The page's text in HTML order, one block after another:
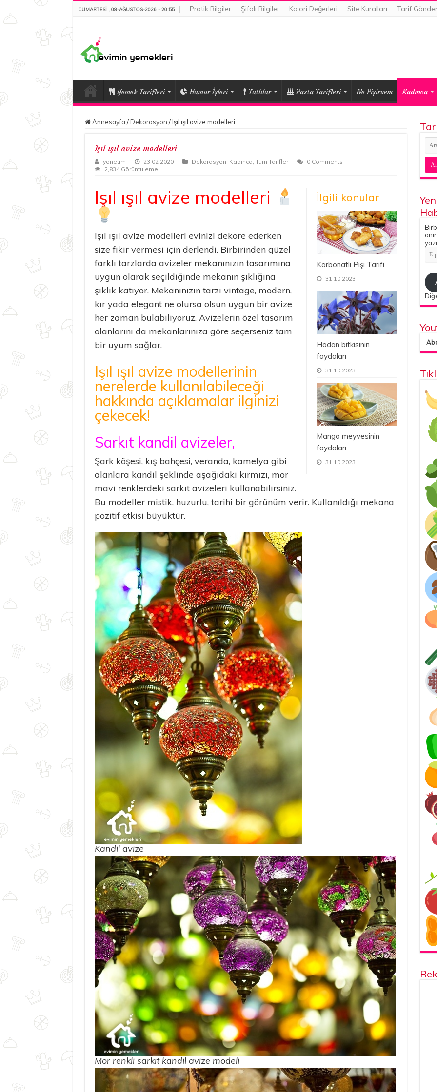
CUMARTESI , 08-AĞUSTOS-2026 - 20:55 Pratik Bilgiler Şifalı Bilgiler Kalori Değerleri Site Kuralları Tarif Gönder
Yemek Tarifleri Hamur İşleri Tatlılar Pasta Tarifleri Ne Pişirsem Kadınca
Annesayfa / Dekorasyon / Işıl ışıl avize modelleri
Işıl ışıl avize modelleri
yonetim 23.02.2020 Dekorasyon, Kadınca, Tüm Tarifler
0 Comments
2,834 Görüntüleme
İlgili konular
Karbonatlı Pişi Tarifi
31.10.2023
Hodan bitkisinin
faydaları
31.10.2023
Mango meyvesinin
faydaları
31.10.2023
Işıl ışıl avize modelleri
Işıl ışıl avize modelleri evinizi dekore ederken
size fikir vermesi için derlendi. Birbirinden güzel
farklı tarzlarda avizeler mekanınızın tasarımına
uygun olarak seçildiğinde mekanın şıklığına
şıklık katıyor. Mekanınızın tarzı vintage, modern,
kır yada elegant ne olursa olsun uygun bir avize
her zaman bulabiliyoruz. Avizelerin özel tasarım
olanlarını da mekanlarınıza göre seçerseniz tam
bir uyum sağlar.
Işıl ışıl avize modellerinin
nerelerde kullanılabileceği
hakkında açıklamalar ilginizi
çekecek!
Sarkıt kandil avizeler,
Şark köşesi, kış bahçesi, veranda, kamelya gibi
alanlara kandil şeklinde aşağıdaki kırmızı, mor
mavi renklerdeki sarkıt avizeleri kullanabilirsiniz.
Bu modeller mistik, huzurlu, tarihi bir görünüm verir. Kullanıldığı mekana
pozitif etkisi büyüktür.
Kandil avize
Mor renkli sarkıt kandil avize modeli
E-